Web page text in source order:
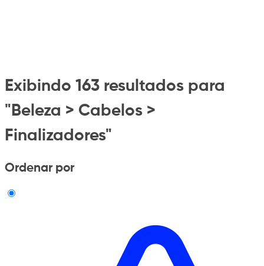
Exibindo 163 resultados para
"Beleza > Cabelos >
Finalizadores"
Ordenar por